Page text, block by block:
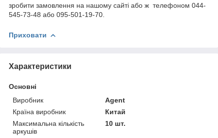
зробити замовлення на нашому сайті або ж телефоном 044-
545-73-48 або 095-501-19-70.
Приховати
Характеристики
Основні
Виробник
Agent
Країна виробник
Китай
Максимальна кількість
аркушів
10 шт.